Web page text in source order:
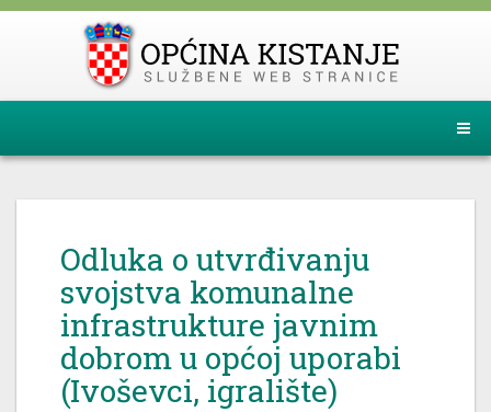
Odluka o utvrđivanju
svojstva komunalne
infrastrukture javnim
dobrom u općoj uporabi
(Ivoševci, igralište)